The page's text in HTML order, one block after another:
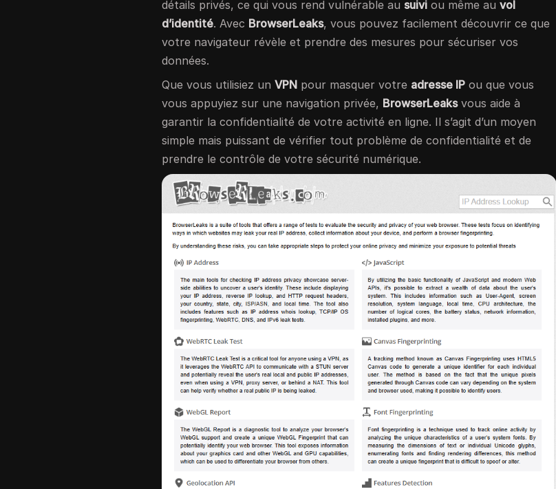
détails privés, ce qui vous rend vulnérable ausuivi ou même auvol
d’identité. Avec BrowserLeaks, vous pouvez facilement découvrir ce que
votre navigateur révèle et prendre des mesures pour sécuriser vos
données.
Que vous utilisiez unVPN pour masquer votre adresse IP ou que vous
vous appuyiez sur une navigation privée, BrowserLeaksvous aide à
garantir la confidentialité de votre activité en ligne. Il s’agit d’un moyen
simple mais puissant de vérifier tout problème de confidentialité et de
prendre le contrôle de votre sécurité numérique.